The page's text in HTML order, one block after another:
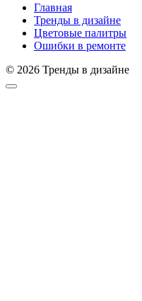
Главная
Тренды в дизайне
Цветовые палитры
Ошибки в ремонте
© 2026 Тренды в дизайне